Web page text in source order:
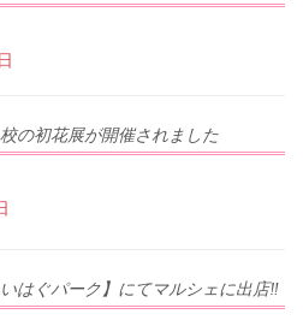
の初花展が開催されました
はぐパーク】にてマルシェに出店‼︎